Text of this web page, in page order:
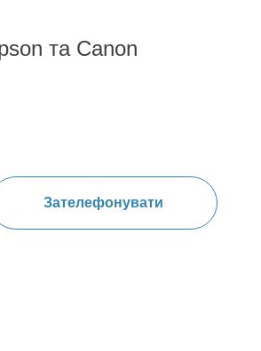
та Canon
Зателефонувати